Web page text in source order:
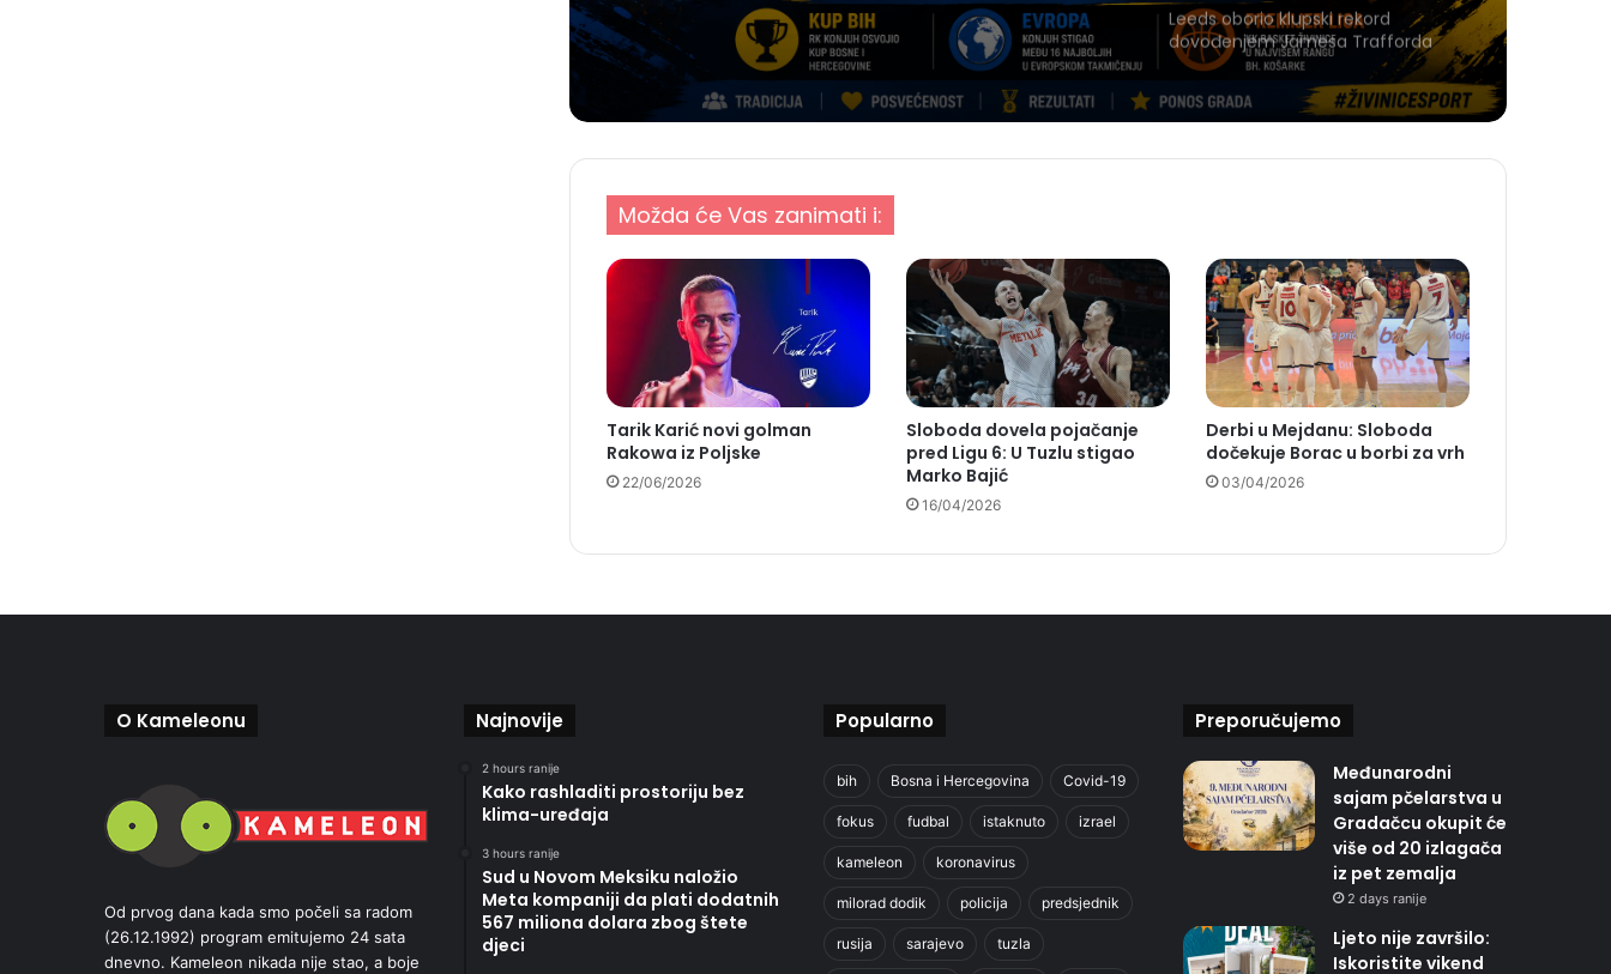
Leeds oborio klupski rekord
dovođenjem Jamesa Trafforda
Možda će Vas zanimati i:
Tarik Karić novi golman
Rakowa iz Poljske
22/06/2026
Sloboda dovela pojačanje
pred Ligu 6: U Tuzlu stigao
Marko Bajić
16/04/2026
Derbi u Mejdanu: Sloboda
dočekuje Borac u borbi za vrh
03/04/2026
O Kameleonu
Od prvog dana kada smo počeli sa radom
(26.12.1992) program emitujemo 24 sata
dnevno. Kameleon nikada nije stao, a boje
Najnovije
2 hours ranije
Kako rashladiti prostoriju bez
klima-uređaja
3 hours ranije
Sud u Novom Meksiku naložio
Meta kompaniji da plati dodatnih
567 miliona dolara zbog štete
djeci
Popularno
bih Bosna i Hercegovina Covid-19
fokus fudbal istaknuto izrael
kameleon koronavirus
milorad dodik policija predsjednik
rusija sarajevo tuzla
Preporučujemo
Međunarodni
sajam pčelarstva u
Gradačcu okupit će
više od 20 izlagača
iz pet zemalja
2 days ranije
Ljeto nije završilo:
Iskoristite vikend